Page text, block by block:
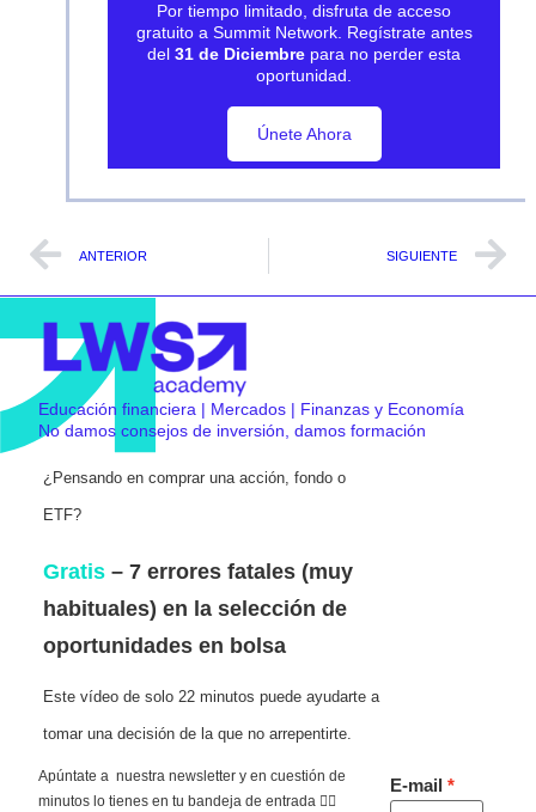
Por tiempo limitado, disfruta de acceso
gratuito a Summit Network. Regístrate antes
del 31 de Diciembre para no perder esta
oportunidad.
Únete Ahora
Únete Ahora
ANTERIOR SIGUIENTE
Educación financiera | Mercados | Finanzas y Economía
No damos consejos de inversión, damos formación
¿Pensando en comprar una acción, fondo o
ETF?
Gratis – 7 errores fatales (muy
habituales) en la selección de
oportunidades en bolsa
Este vídeo de solo 22 minutos puede ayudarte a
tomar una decisión de la que no arrepentirte.
Apúntate a nuestra newsletter y en cuestión de
minutos lo tienes en tu bandeja de entrada 👇🏻
E-mail